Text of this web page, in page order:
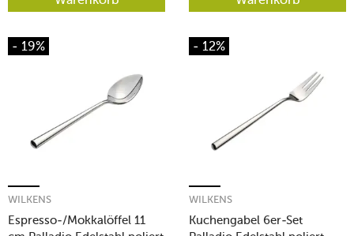
- 19%
Espresso-/Mokkalöffel 11
WILKENS
- 12%
Kuchengabel 6er-Set
WILKENS